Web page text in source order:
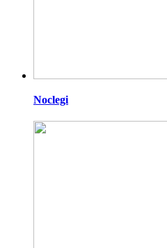
Noclegi